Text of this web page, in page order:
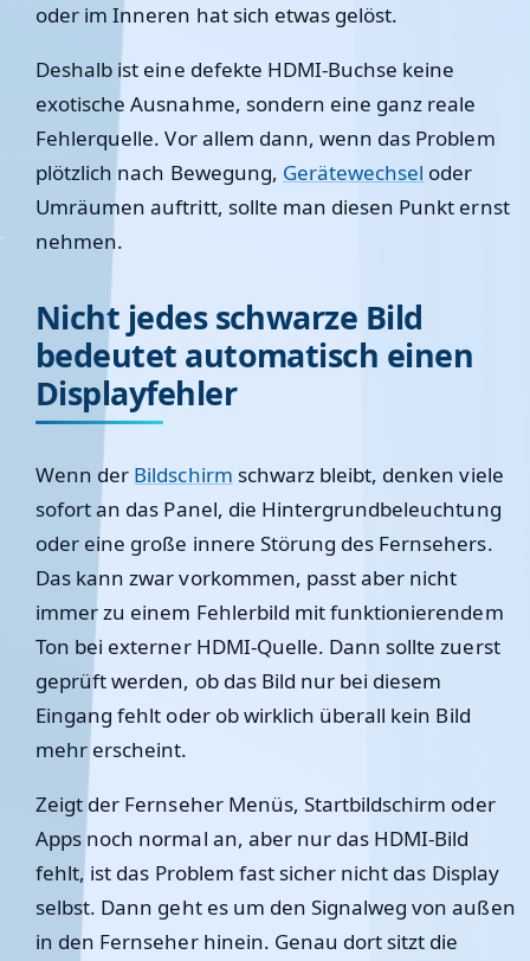
oder im Inneren hat sich etwas gelöst.
Deshalb ist eine defekte HDMI-Buchse keine
exotische Ausnahme, sondern eine ganz reale
Fehlerquelle. Vor allem dann, wenn das Problem
plötzlich nach Bewegung, Gerätewechsel oder
Umräumen auftritt, sollte man diesen Punkt ernst
nehmen.
Nicht jedes schwarze Bild
bedeutet automatisch einen
Displayfehler
Wenn der Bildschirm schwarz bleibt, denken viele
sofort an das Panel, die Hintergrundbeleuchtung
oder eine große innere Störung des Fernsehers.
Das kann zwar vorkommen, passt aber nicht
immer zu einem Fehlerbild mit funktionierendem
Ton bei externer HDMI-Quelle. Dann sollte zuerst
geprüft werden, ob das Bild nur bei diesem
Eingang fehlt oder ob wirklich überall kein Bild
mehr erscheint.
Zeigt der Fernseher Menüs, Startbildschirm oder
Apps noch normal an, aber nur das HDMI-Bild
fehlt, ist das Problem fast sicher nicht das Display
selbst. Dann geht es um den Signalweg von außen
in den Fernseher hinein. Genau dort sitzt die